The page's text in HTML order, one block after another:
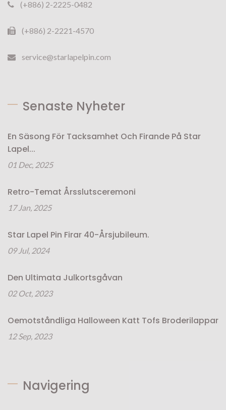
(+886) 2-2225-0482
(+886) 2-2221-4570
service@starlapelpin.com
Senaste Nyheter
En Säsong För Tacksamhet Och Firande På Star
Lapel...
01 Dec, 2025
Retro-Temat Årsslutsceremoni
17 Jan, 2025
Star Lapel Pin Firar 40-Årsjubileum.
09 Jul, 2024
Den Ultimata Julkortsgåvan
02 Oct, 2023
Oemotståndliga Halloween Katt Tofs Broderilappar
12 Sep, 2023
Navigering